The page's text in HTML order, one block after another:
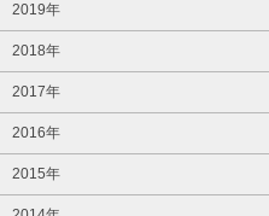
2019年
2018年
2017年
2016年
2015年